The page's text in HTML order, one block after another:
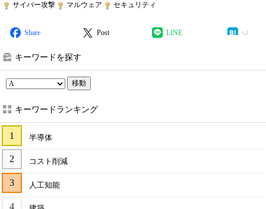
サイバー攻撃 マルウェア セキュリティ
Share Post LINE
キーワードを探す
移動
キーワードランキング
半導体
コスト削減
人工知能